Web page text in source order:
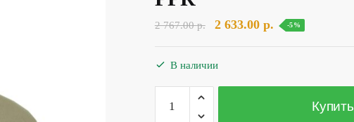
2 767.00р.
Первоначальная
составляла
2
2 633.00 р.Текущая
633.00 р..
-5%
В наличии
Количество
товара
Купить